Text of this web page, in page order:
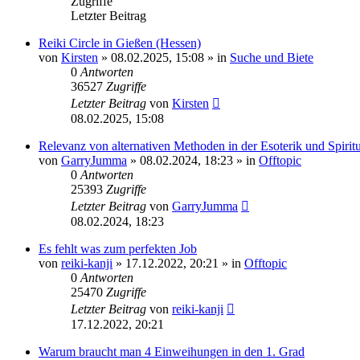
Letzter Beitrag
Reiki Circle in Gießen (Hessen)
von Kirsten » 08.02.2025, 15:08 » in Suche und Biete
0 Antworten
36527 Zugriffe
Letzter Beitrag von Kirsten
08.02.2025, 15:08
Relevanz von alternativen Methoden in der Esoterik und
von GarryJumma » 08.02.2024, 18:23 » in Offtopic
0 Antworten
25393 Zugriffe
Letzter Beitrag von GarryJumma
08.02.2024, 18:23
Es fehlt was zum perfekten Job
von reiki-kanji » 17.12.2022, 20:21 » in Offtopic
0 Antworten
25470 Zugriffe
Letzter Beitrag von reiki-kanji
17.12.2022, 20:21
Warum braucht man 4 Einweihungen in den 1. Grad